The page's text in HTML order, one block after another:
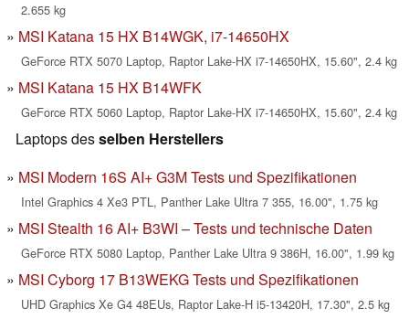
2.655 kg
MSI Katana 15 HX B14WGK, i7-14650HX
GeForce RTX 5070 Laptop, Raptor Lake-HX i7-14650HX, 15.60", 2.4 kg
MSI Katana 15 HX B14WFK
GeForce RTX 5060 Laptop, Raptor Lake-HX i7-14650HX, 15.60", 2.4 kg
Laptops desselben Herstellers
MSI Modern 16S AI+ G3M Tests und Spezifikationen
Intel Graphics 4 Xe3 PTL, Panther Lake Ultra 7 355, 16.00", 1.75 kg
MSI Stealth 16 AI+ B3WI – Tests und technische Daten
GeForce RTX 5080 Laptop, Panther Lake Ultra 9 386H, 16.00", 1.99 kg
MSI Cyborg 17 B13WEKG Tests und Spezifikationen
UHD Graphics Xe G4 48EUs, Raptor Lake-H i5-13420H, 17.30", 2.5 kg